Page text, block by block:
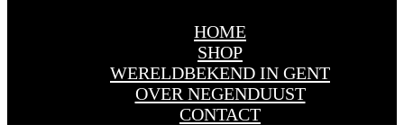
HOME
SHOP
WERELDBEKEND IN GENT
OVER NEGENDUUST
CONTACT